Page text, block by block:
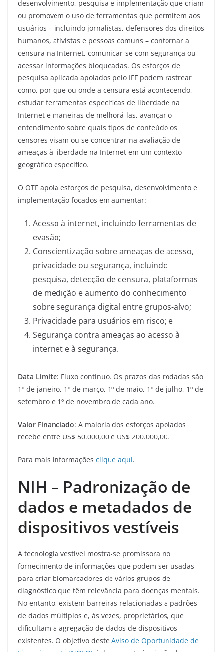
desenvolvimento, pesquisa e implementação que criam
ou promovem o uso de ferramentas que permitem aos
usuários – incluindo jornalistas, defensores dos direitos
humanos, ativistas e pessoas comuns – contornar a
censura na Internet, comunicar-se com segurança ou
acessar informações bloqueadas. Os esforços de
pesquisa aplicada apoiados pelo IFF podem rastrear
como, por que ou onde a censura está acontecendo,
estudar ferramentas específicas de liberdade na
Internet e maneiras de melhorá-las, avançar o
entendimento sobre quais tipos de conteúdo os
censores visam ou se concentrar na avaliação de
ameaças à liberdade na Internet em um contexto
geográfico específico.
O OTF apoia esforços de pesquisa, desenvolvimento e
implementação focados em aumentar:
Acesso à internet, incluindo ferramentas de
evasão;
Conscientização sobre ameaças de acesso,
privacidade ou segurança, incluindo
pesquisa, detecção de censura, plataformas
de medição e aumento do conhecimento
sobre segurança digital entre grupos-alvo;
Privacidade para usuários em risco; e
Segurança contra ameaças ao acesso à
internet e à segurança.
Data Limite: Fluxo contínuo. Os prazos das rodadas são
1º de janeiro, 1º de março, 1º de maio, 1º de julho, 1º de
setembro e 1º de novembro de cada ano.
Valor Financiado: A maioria dos esforços apoiados
recebe entre US$ 50.000,00 e US$ 200.000,00.
Para mais informações clique aqui.
NIH – Padronização de
dados e metadados de
dispositivos vestíveis
A tecnologia vestível mostra-se promissora no
fornecimento de informações que podem ser usadas
para criar biomarcadores de vários grupos de
diagnóstico que têm relevância para doenças mentais.
No entanto, existem barreiras relacionadas a padrões
de dados múltiplos e, às vezes, proprietários, que
dificultam a agregação de dados de dispositivos
existentes. O objetivo deste Aviso de Oportunidade de